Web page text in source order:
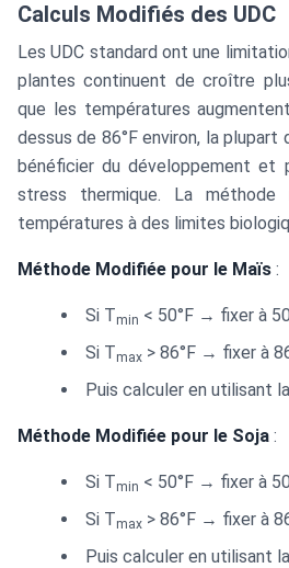
Calculs Modifiés des UDC
Les UDC standard ont une
plantes continuent de croître
que les températures
dessus de 86°F environ, la
bénéficier du développement et
stress thermique. La méthode
températures à des limites
Méthode Modifiée pour le Maïs :
Si Tmin < 50°F → fixer à
Si Tmax > 86°F → fixer à
Puis calculer en utilisant
Méthode Modifiée pour le Soja :
Si Tmin < 50°F → fixer à
Si Tmax > 86°F → fixer à
Puis calculer en utilisant